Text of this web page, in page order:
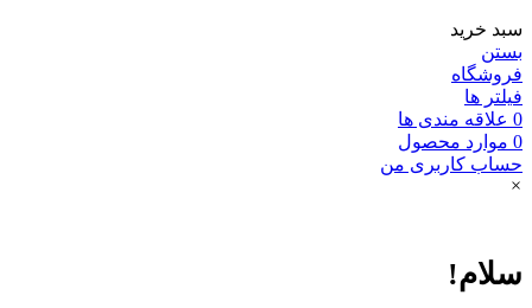
سبد خرید
بستن
فروشگاه
فیلتر ها
0 علاقه مندی ها
0 موارد محصول
حساب کاربری من
×
سلام!